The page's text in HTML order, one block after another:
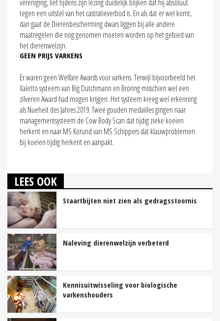
vereniging, liet tijdens zijn lezing duidelijk blijken dat hij absoluut
tegen een uitstel van het castratieverbod is. En als dat er wel komt,
dan gaat de Dierenbescherming dwars liggen bij alle andere
maatregelen die nog genomen moeten worden op het gebied van
het dierenwelzijn.
GEEN PRIJS VARKENS
Er waren geen Welfare Awards voor varkens. Terwijl bijvoorbeeld het
Xaletto systeem van Big Dutchmann en Bröring misschien wel een
zilveren Award had mogen krijgen. Het systeem kreeg wel erkenning
als Nueheit des Jahres 2019. Twee gouden medailles gingen naar
managementsysteem de Cow Body Scan dat tijdig zieke koeien
herkent en naar MS Korund van MS Schippers dat klauwproblemen
bij koeien tijdig herkent en aanpakt.
LEES OOK
Staartbijten niet zien als gedragsstoornis
Naleving dierenwelzijn verbeterd
Kennisuitwisseling voor biologische
varkenshouders